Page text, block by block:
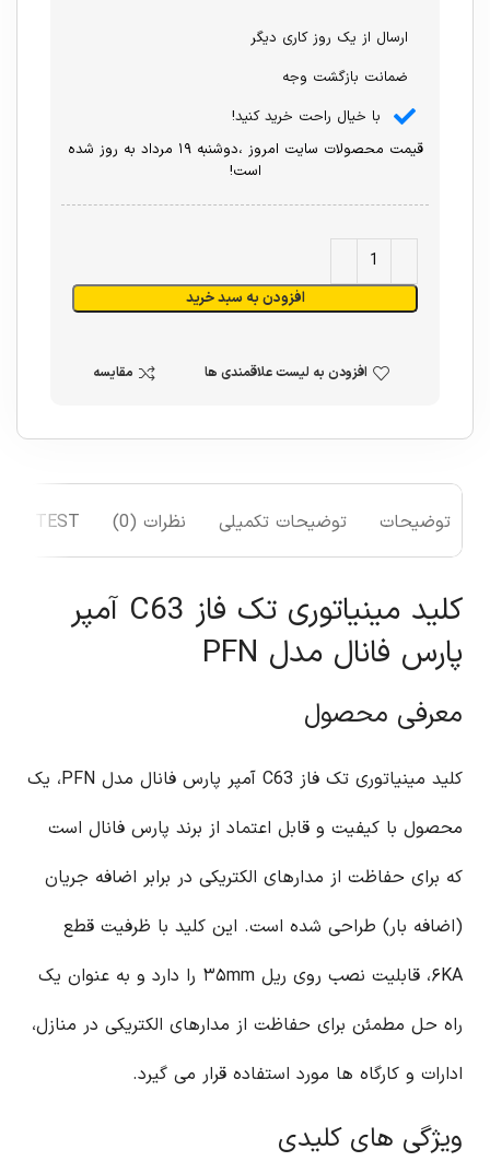
ارسال از یک روز کاری دیگر
ضمانت بازگشت وجه
با خیال راحت خرید کنید!
قیمت محصولات سایت امروز ،دوشنبه ۱۹ مرداد به روز شده
است!
افزودن به سبد خرید
افزودن به لیست علاقمندی ها مقایسه
توضیحات توضیحات تکمیلی نظرات (0) TEST
کلید مینیاتوری تک فاز C63 آمپر
پارس فانال مدل PFN
معرفی محصول
کلید مینیاتوری تک فاز C63 آمپر پارس فانال مدل PFN، یک
محصول با کیفیت و قابل اعتماد از برند پارس فانال است
که برای حفاظت از مدارهای الکتریکی در برابر اضافه جریان
(اضافه بار) طراحی شده است. این کلید با ظرفیت قطع
۶KA، قابلیت نصب روی ریل ۳۵mm را دارد و به عنوان یک
راه حل مطمئن برای حفاظت از مدارهای الکتریکی در منازل،
ادارات و کارگاه ها مورد استفاده قرار می گیرد.
ویژگی های کلیدی